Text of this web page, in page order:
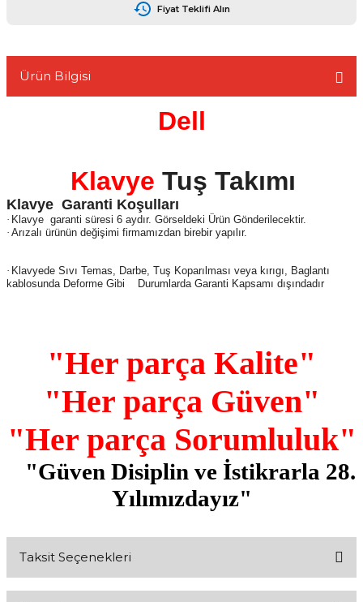
Fiyat Teklifi Alın
Ürün Bilgisi
Dell
Klavye Tuş Takımı
Klavye Garanti Koşulları
· Klavye garanti süresi 6 aydır. Görseldeki Ürün Gönderilecektir.
· Arızalı ürünün değişimi firmamızdan birebir yapılır.
· Klavyede Sıvı Temas, Darbe, Tuş Koparılması veya kırıgı, Baglantı
kablosunda Deforme Gibi
Durumlarda Garanti Kapsamı dışındadır
"Her parça Kalite"
"Her parça Güven"
"Her parça Sorumluluk"
"Güven Disiplin ve İstikrarla 28.
Yılımızdayız"
Taksit Seçenekleri